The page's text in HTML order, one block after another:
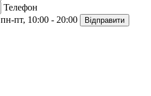
Телефон
пн-пт, 10:00 - 20:00 Відправити